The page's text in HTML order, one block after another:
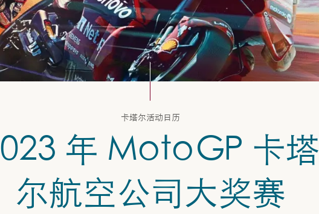
卡塔尔活动日历
年 MotoGP 卡塔
尔航空公司大奖赛